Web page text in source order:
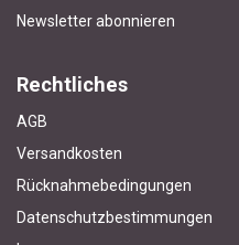
Newsletter abonnieren
Rechtliches
AGB
Versandkosten
Rücknahmebedingungen
Datenschutzbestimmungen